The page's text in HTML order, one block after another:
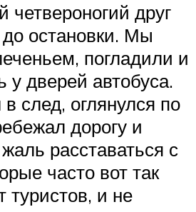
друг
остановки. Мы
погладили и
у дверей автобуса.
след, оглянулся по
дорогу и
расставаться с
часто вот так
туристов, и не